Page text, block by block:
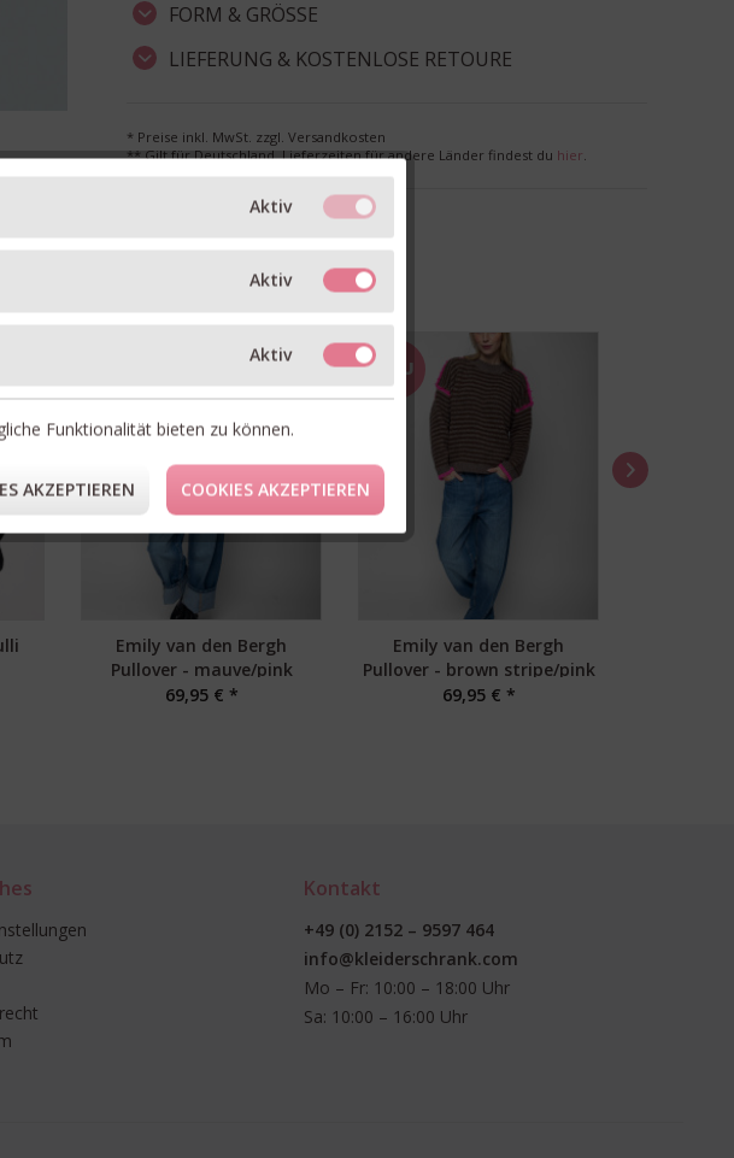
FORM & GRÖSSE
LIEFERUNG & KOSTENLOSE RETOURE
* Preise inkl. MwSt. zzgl. Versandkosten
** Gilt für Deutschland. Lieferzeiten für andere Länder findest du hier.
Emily van den Bergh
Pullover - mauve/pink
69,95 € *
NEU
Emily van den Bergh
Pullover - brown stripe/pink
69,95 € *
Kontakt
+49 (0) 2152 – 9597 464
info@kleiderschrank.com
Mo – Fr: 10:00 – 18:00 Uhr
Sa: 10:00 – 16:00 Uhr
Aktiv
Aktiv
Aktiv
Funktionalität bieten zu können.
AKZEPTIEREN COOKIES AKZEPTIEREN